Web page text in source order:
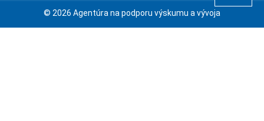
© 2026 Agentúra na podporu výskumu a vývoja